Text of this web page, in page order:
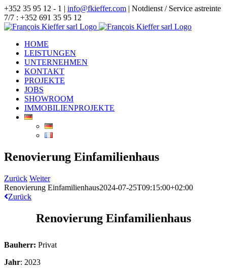
Zum
Inhalt
springen
+352 35 95 12 - 1 | info@fkieffer.com | Notdienst / Service astreinte
7/7 : +352 691 35 95 12
HOME
LEISTUNGEN
UNTERNEHMEN
KONTAKT
PROJEKTE
JOBS
SHOWROOM
IMMOBILIENPROJEKTE
Renovierung Einfamilienhaus
Zurück Weiter
Renovierung Einfamilienhaus2024-07-25T09:15:00+02:00
Zurück
Renovierung Einfamilienhaus
Bauherr: Privat
Jahr: 2023